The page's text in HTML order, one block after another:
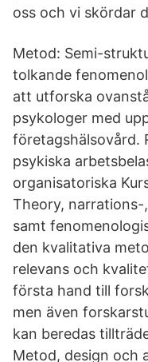
oss och vi skördar
Metod: Semi-
tolkande
att utforska
psykologer med
företagshälsovård.
psykiska
organisatoriska
Theory, narrations-
samt
den kvalitativa
relevans och
första hand till
men även
kan beredas
Metod, design och